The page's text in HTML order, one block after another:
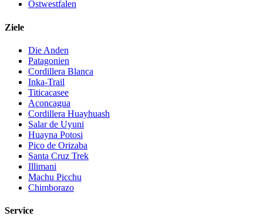
Ostwestfalen
Ziele
Die Anden
Patagonien
Cordillera Blanca
Inka-Trail
Titicacasee
Aconcagua
Cordillera Huayhuash
Salar de Uyuni
Huayna Potosi
Pico de Orizaba
Santa Cruz Trek
Illimani
Machu Picchu
Chimborazo
Service